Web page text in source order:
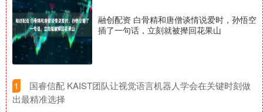
融创配资 白骨精和唐僧谈情说爱时，孙悟空
插了一句话，立刻就被撵回花果山
1
​国睿信配 KAIST团队让视觉语言机器人学会在关键时刻做
出最精准选择